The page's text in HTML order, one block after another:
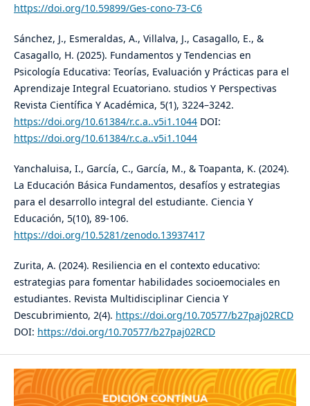
https://doi.org/10.59899/Ges-cono-73-C6
Sánchez, J., Esmeraldas, A., Villalva, J., Casagallo, E., &
Casagallo, H. (2025). Fundamentos y Tendencias en
Psicología Educativa: Teorías, Evaluación y Prácticas para el
Aprendizaje Integral Ecuatoriano. studios Y Perspectivas
Revista Científica Y Académica, 5(1), 3224–3242.
https://doi.org/10.61384/r.c.a..v5i1.1044DOI:
https://doi.org/10.61384/r.c.a..v5i1.1044
Yanchaluisa, I., García, C., García, M., & Toapanta, K. (2024).
La Educación Básica Fundamentos, desafíos y estrategias
para el desarrollo integral del estudiante. Ciencia Y
Educación, 5(10), 89-106.
https://doi.org/10.5281/zenodo.13937417
Zurita, A. (2024). Resiliencia en el contexto educativo:
estrategias para fomentar habilidades socioemociales en
estudiantes. Revista Multidisciplinar Ciencia Y
Descubrimiento, 2(4). https://doi.org/10.70577/b27paj02RCD
DOI: https://doi.org/10.70577/b27paj02RCD